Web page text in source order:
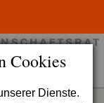
Cookies
Dienste.